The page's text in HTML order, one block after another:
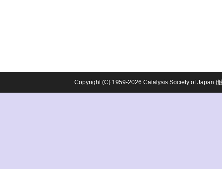
Copyright (C) 1959-2026 Catalysis Society of Japan (